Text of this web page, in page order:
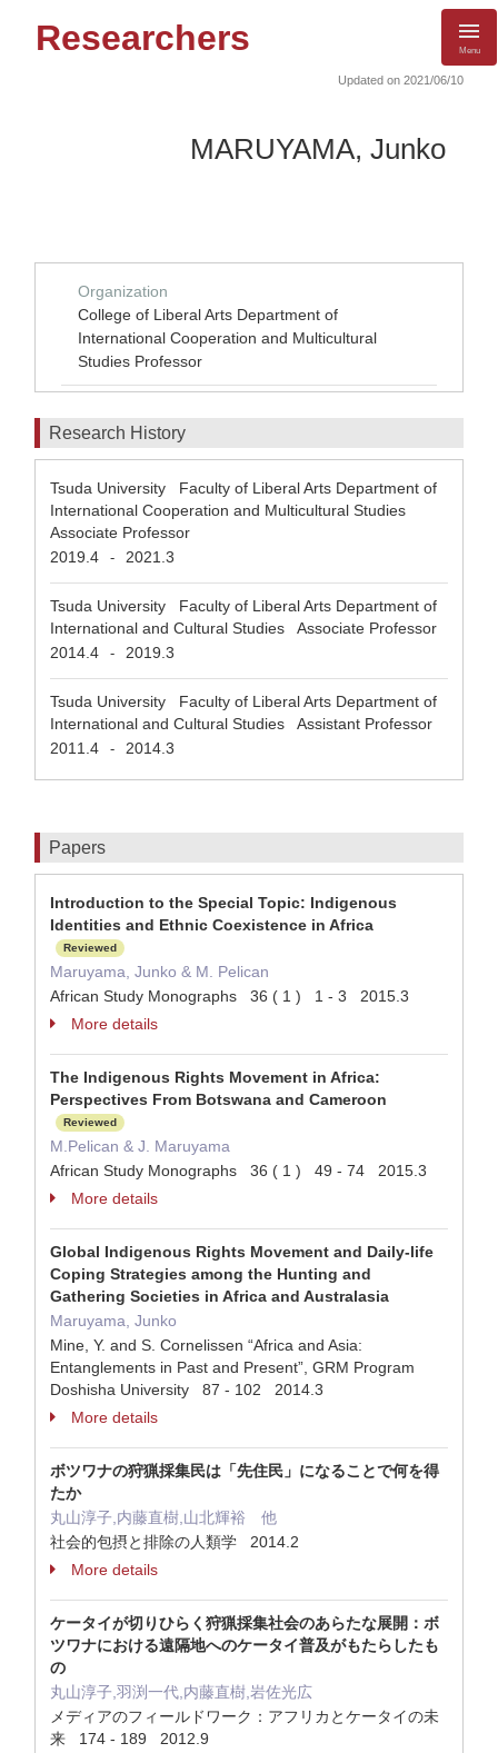
Researchers Menu
Updated on 2021/06/10
MARUYAMA, Junko
Organization
College of Liberal Arts Department of
International Cooperation and Multicultural
Studies Professor
Research History
Tsuda University Faculty of Liberal Arts Department of
International Cooperation and Multicultural Studies
Associate Professor
2019.4
- 2021.3
Tsuda University Faculty of Liberal Arts Department of
International and Cultural Studies Associate Professor
2014.4
- 2019.3
Tsuda University Faculty of Liberal Arts Department of
International and Cultural Studies Assistant Professor
2011.4
- 2014.3
Papers
Introduction to the Special Topic: Indigenous
Identities and Ethnic Coexistence in Africa
Reviewed
Maruyama, Junko & M. Pelican
African Study Monographs 36 ( 1 ) 1 - 3 2015.3
More details
The Indigenous Rights Movement in Africa:
Perspectives From Botswana and Cameroon
Reviewed
M.Pelican & J. Maruyama
African Study Monographs 36 ( 1 ) 49 - 74 2015.3
More details
Global Indigenous Rights Movement and Daily-life
Coping Strategies among the Hunting and
Gathering Societies in Africa and Australasia
Maruyama, Junko
Mine, Y. and S. Cornelissen “Africa and Asia:
Entanglements in Past and Present”, GRM Program
Doshisha University 87 - 102 2014.3
More details
ボツワナの狩猟採集民は「先住民」になることで何を得
たか
丸山淳子,内藤直樹,山北輝裕 他
社会的包摂と排除の人類学 2014.2
More details
ケータイが切りひらく狩猟採集社会のあらたな展開：ボ
ツワナにおける遠隔地へのケータイ普及がもたらしたも
の
丸山淳子,羽渕一代,内藤直樹,岩佐光広
メディアのフィールドワーク：アフリカとケータイの未
来 174 - 189 2012.9